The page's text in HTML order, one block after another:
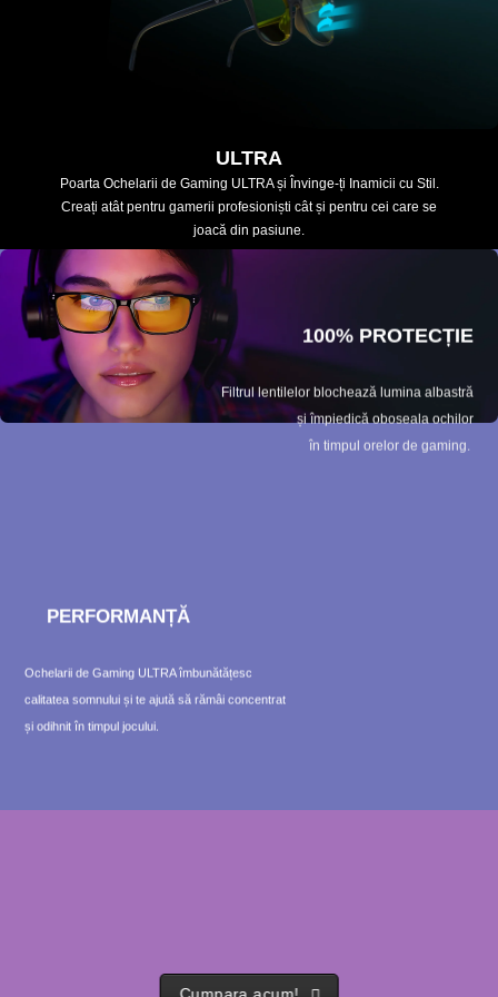
ULTRA
Poarta Ochelarii de Gaming ULTRA și Învinge-ți Inamicii cu Stil.
Creați atât pentru gamerii profesioniști cât și pentru cei care se
joacă din pasiune.
100% PROTECȚIE
Filtrul lentilelor blochează lumina albastră
și împiedică oboseala ochilor
în timpul orelor de gaming.
PERFORMANȚĂ
Ochelarii de Gaming ULTRA îmbunătățesc
calitatea somnului și te ajută să rămâi concentrat
și odihnit în timpul jocului.